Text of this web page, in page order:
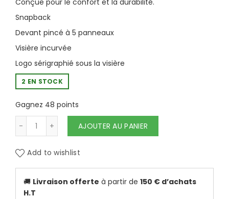
Conçue pour le confort et la durabilité.
Snapback
Devant pincé à 5 panneaux
Visière incurvée
Logo sérigraphié sous la visière
2 EN STOCK
Gagnez 48 points
quantité de SULLEN - SNAPBACK - AMADOR
AJOUTER AU PANIER
Add to wishlist
🚚 Livraison offerte à partir de 150 € d’achats
H.T